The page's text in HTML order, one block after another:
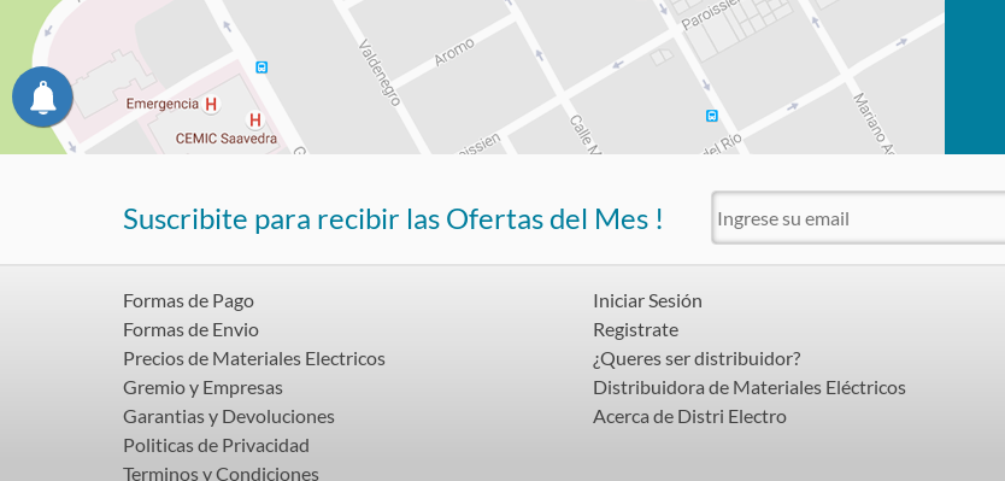
Suscribite para recibir las Ofertas del Mes !
Formas de Pago
Formas de Envio
Precios de Materiales Electricos
Gremio y Empresas
Garantias y Devoluciones
Politicas de Privacidad
Terminos y Condiciones
Iniciar Sesión
Registrate
¿Queres ser distribuidor?
Distribuidora de Materiales Eléctricos
Acerca de Distri Electro